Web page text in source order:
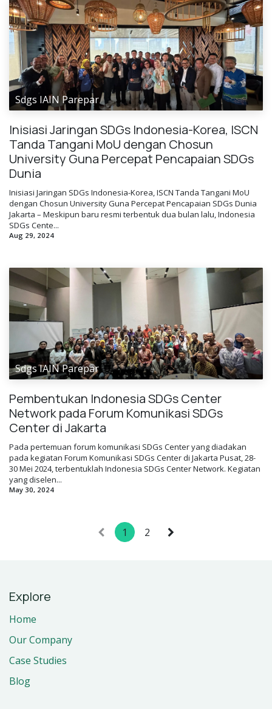
Sdgs IAIN Parepar
Inisiasi Jaringan SDGs Indonesia-Korea, ISCN
Tanda Tangani MoU dengan Chosun
University Guna Percepat Pencapaian SDGs
Dunia
Inisiasi Jaringan SDGs Indonesia-Korea, ISCN Tanda Tangani MoU
dengan Chosun University Guna Percepat Pencapaian SDGs Dunia
Jakarta – Meskipun baru resmi terbentuk dua bulan lalu, Indonesia
SDGs Cente...
Aug 29, 2024
Sdgs IAIN Parepar
Pembentukan Indonesia SDGs Center
Network pada Forum Komunikasi SDGs
Center di Jakarta
Pada pertemuan forum komunikasi SDGs Center yang diadakan
pada kegiatan Forum Komunikasi SDGs Center di Jakarta Pusat, 28-
30 Mei 2024, terbentuklah Indonesia SDGs Center Network. Kegiatan
yang diselen...
May 30, 2024
1 2
Explore
Home
Our Company
Case Studies
Blog